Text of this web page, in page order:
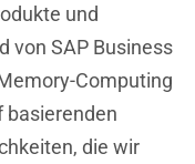
und
von SAP Business
Computing
basierenden
die wir